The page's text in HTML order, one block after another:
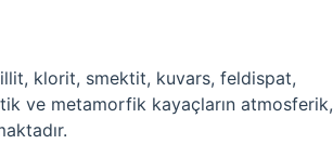
klorit, smektit, kuvars, feldispat,
ve metamorfik kayaçların atmosferik,